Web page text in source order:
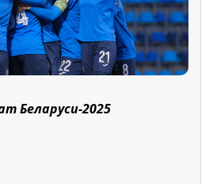
Беларуси-2025